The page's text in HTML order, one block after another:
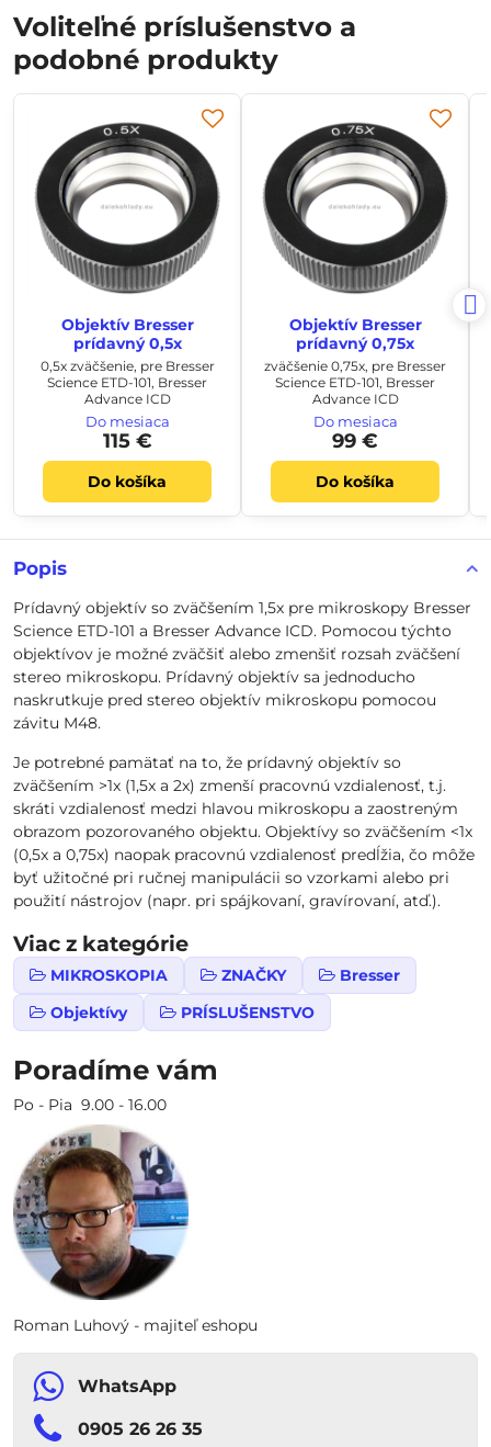
Popis
Prídavný objektív so zväčšením 1,5x pre mikroskopy Bresser
Science ETD-101 a Bresser Advance ICD. Pomocou týchto
objektívov je možné zväčšiť alebo zmenšiť rozsah zväčšení
stereo mikroskopu. Prídavný objektív sa jednoducho
naskrutkuje pred stereo objektív mikroskopu pomocou
závitu M48.
Je potrebné pamätať na to, že prídavný objektív so
zväčšením >1x (1,5x a 2x) zmenší pracovnú vzdialenosť, t.j.
skráti vzdialenosť medzi hlavou mikroskopu a zaostreným
obrazom pozorovaného objektu. Objektívy so zväčšením <1x
(0,5x a 0,75x) naopak pracovnú vzdialenosť predĺžia, čo môže
byť užitočné pri ručnej manipulácii so vzorkami alebo pri
použití nástrojov (napr. pri spájkovaní, gravírovaní, atď.).
Viac z kategórie
MIKROSKOPIA ZNAČKY
Bresser
Objektívy
PRÍSLUŠENSTVO
Poradíme vám
Po - Pia 9.00 - 16.00
Roman Luhový - majiteľ eshopu
WhatsApp
0905 26 26 35
Voliteľné príslušenstvo a
podobné produkty
Objektív Bresser
prídavný 0,5x
0,5x zväčšenie, pre Bresser
Science ETD-101, Bresser
Advance ICD
Do mesiaca
115 €
Do košíka
Objektív Bresser
prídavný 0,75x
zväčšenie 0,75x, pre Bresser
Science ETD-101, Bresser
Advance ICD
Do mesiaca
99 €
Do košíka